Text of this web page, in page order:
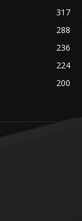
317
288
236
224
200